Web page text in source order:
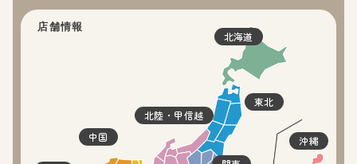
店舗情報
北海道
東北
北陸・甲信越
中国
沖縄